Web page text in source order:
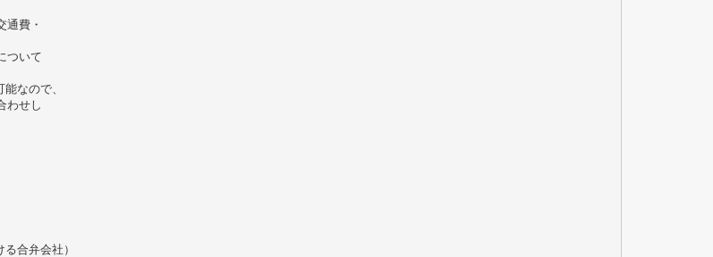
通費・
ついて
なので、
わせし
合弁会社）